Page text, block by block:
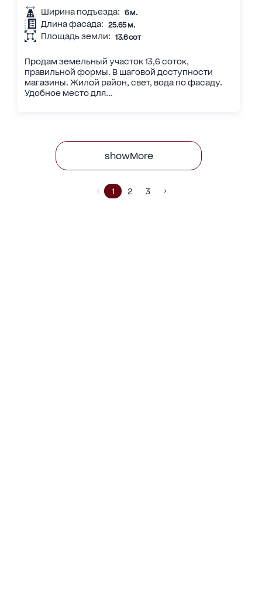
Ширина подъезда: 6 м.
Длина фасада: 25.65 м.
Площадь земли: 13.6 сот
Продам земельный участок 13,6 соток,
правильной формы. В шаговой доступности
магазины. Жилой район, свет, вода по фасаду.
Удобное место для...
showMore
1 2 3